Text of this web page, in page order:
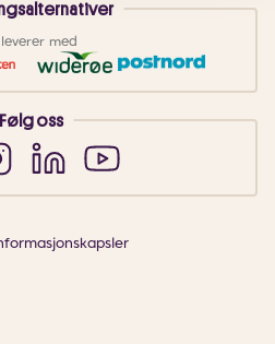
med
Følg oss